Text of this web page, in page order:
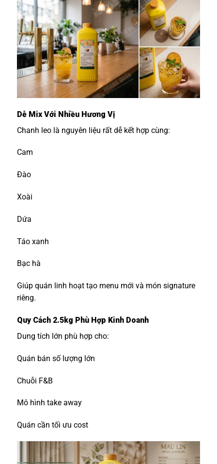
Dễ Mix Với Nhiều Hương Vị
Chanh leo là nguyên liệu rất dễ kết hợp cùng:
Cam
Đào
Xoài
Dứa
Táo xanh
Bạc hà
Giúp quán linh hoạt tạo menu mới và món signature
riêng.
Quy Cách 2.5kg Phù Hợp Kinh Doanh
Dung tích lớn phù hợp cho:
Quán bán số lượng lớn
Chuỗi F&B
Mô hình take away
Quán cần tối ưu cost